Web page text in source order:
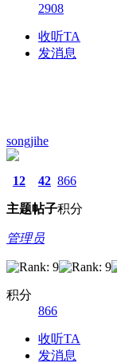
2908
收听TA
发消息
songjihe
12
主题
42
帖子
866
积分
管理员
积分
866
收听TA
发消息